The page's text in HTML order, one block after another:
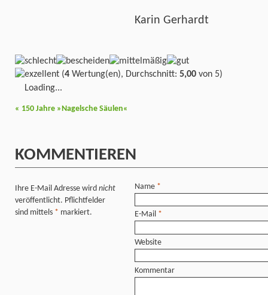
Karin Gerhardt
(4 Wertung(en), Durchschnitt: 5,00 von 5)
Loading...
« 150 Jahre »Nagelsche Säulen«
KOMMENTIEREN
Ihre E-Mail Adresse wird nicht
veröffentlicht. Pflichtfelder
sind mittels * markiert.
Name *
E-Mail *
Website
Kommentar